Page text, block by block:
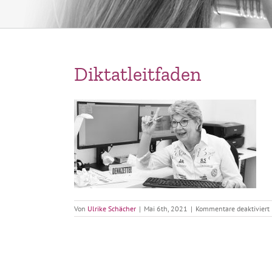
Diktatleitfaden
Von Ulrike Schächer | Mai 6th, 2021 | Kommentare deaktiviert